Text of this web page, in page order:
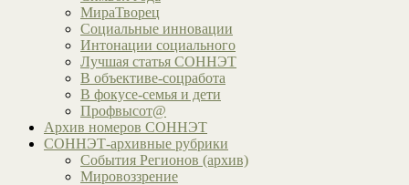
МираТворец
Социальные инновации
Интонации социального
Лучшая статья СОННЭТ
В объективе-соцработа
В фокусе-семья и дети
Профвысот@
Архив номеров СОННЭТ
СОННЭТ-архивные рубрики
События Регионов (архив)
Мировоззрение